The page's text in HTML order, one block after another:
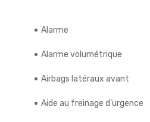
Alarme
Alarme volumétrique
Airbags latéraux avant
Aide au freinage d'urgence